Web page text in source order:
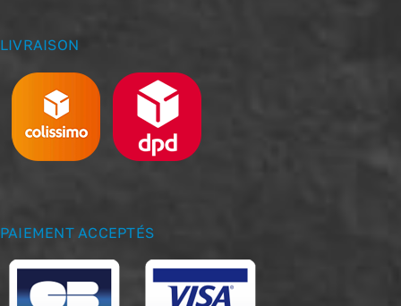
LIVRAISON
PAIEMENT ACCEPTÉS